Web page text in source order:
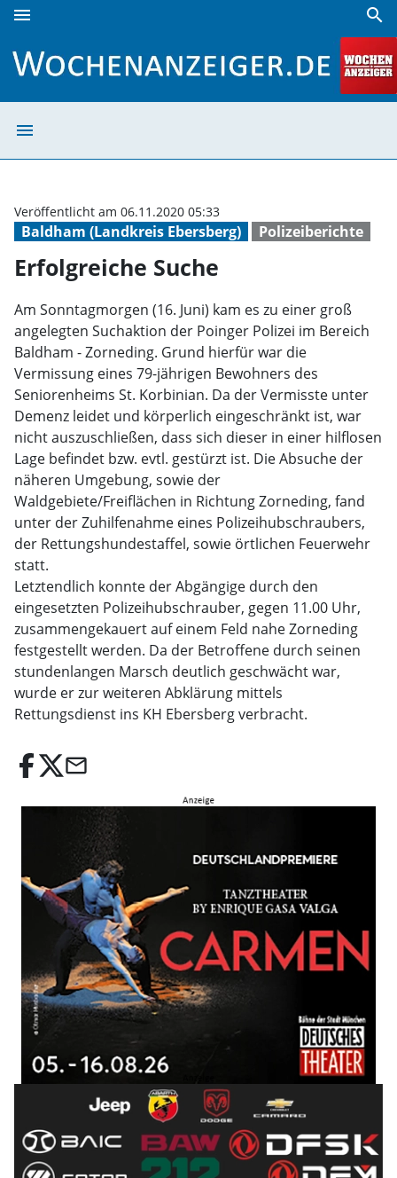
menu search
menu
Baldham (Landkreis Ebersberg) Polizeiberichte
Veröffentlicht am 06.11.2020 05:33
Erfolgreiche Suche
Am Sonntagmorgen (16. Juni) kam es zu einer groß
angelegten Suchaktion der Poinger Polizei im Bereich
Baldham - Zorneding. Grund hierfür war die
Vermissung eines 79-jährigen Bewohners des
Seniorenheims St. Korbinian. Da der Vermisste unter
Demenz leidet und körperlich eingeschränkt ist, war
nicht auszuschließen, dass sich dieser in einer hilflosen
Lage befindet bzw. evtl. gestürzt ist. Die Absuche der
näheren Umgebung, sowie der
Waldgebiete/Freiflächen in Richtung Zorneding, fand
unter der Zuhilfenahme eines Polizeihubschraubers,
der Rettungshundestaffel, sowie örtlichen Feuerwehr
statt.
Letztendlich konnte der Abgängige durch den
eingesetzten Polizeihubschrauber, gegen 11.00 Uhr,
zusammengekauert auf einem Feld nahe Zorneding
festgestellt werden. Da der Betroffene durch seinen
stundenlangen Marsch deutlich geschwächt war,
wurde er zur weiteren Abklärung mittels
Rettungsdienst ins KH Ebersberg verbracht.
email